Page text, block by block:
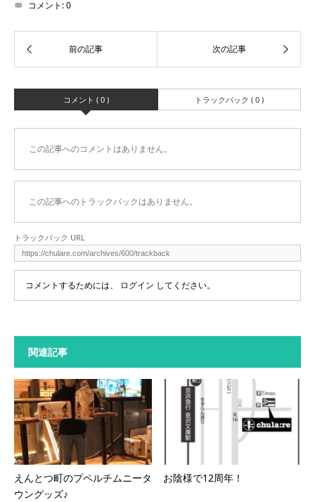
コメント:0
コメント ( 0 ) トラックバック ( 0 )
この記事へのコメントはありません。
この記事へのトラックバックはありません。
トラックバック URL
コメントするためには、 ログイン してください。
関連記事
えんとつ町のプペルチムニータ
ウングッズ♪
お陰様で12周年！